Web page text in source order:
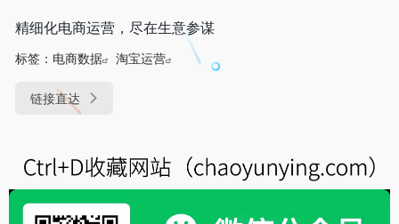
精细化电商运营，尽在生意参谋
标签： 电商数据 淘宝运营
链接直达